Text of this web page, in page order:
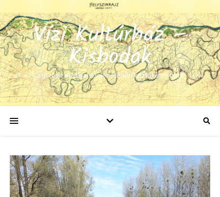
Vízi Kultúrház –
Kisbodak
„a jó régit a jó újjal a jelen időben kézfogásra bírni”